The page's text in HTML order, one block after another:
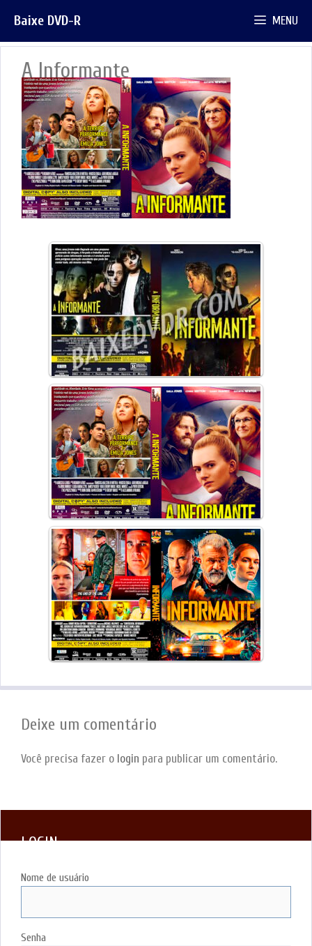
para
o
conteúdo
Baixe DVD-R MENU
A Informante
Deixe um comentário
Você precisa fazer o login para publicar um comentário.
LOGIN
Nome de usuário
Senha